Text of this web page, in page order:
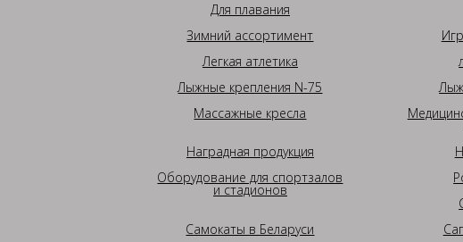
Для плавания
Зимний ассортимент
Легкая атлетика
Лыжные крепления N-75
Массажные кресла
Наградная продукция
Оборудование для спортзалов
и стадионов
Самокаты в Беларуси